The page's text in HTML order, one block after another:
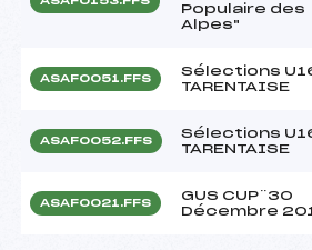
Populaire des
Alpes"
ASAF0051.FFS
Sélections
TARENTAISE
ASAF0052.FFS
Sélections
TARENTAISE
ASAF0021.FFS
GUS CUP¨30
Décembre